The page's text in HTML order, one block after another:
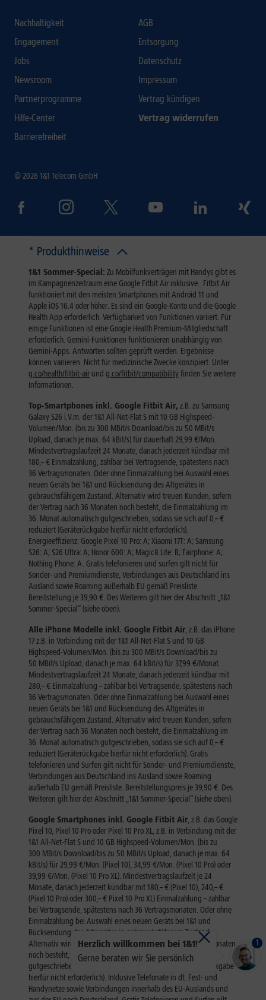
1
Herzlich willkommen bei 1&1!
Gerne beraten wir Sie persönlich
Nachhaltigkeit
Engagement
Jobs
Newsroom
Partnerprogramme
Hilfe-Center
Barrierefreiheit
AGB
Entsorgung
Datenschutz
Impressum
Vertrag kündigen
Vertrag widerrufen
© 2026 1&1 Telecom GmbH